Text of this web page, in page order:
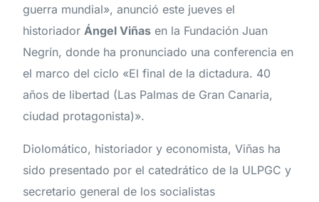
guerra mundial», anunció este jueves el
historiador Ángel Viñas en la Fundación Juan
Negrín, donde ha pronunciado una conferencia en
el marco del ciclo «El final de la dictadura. 40
años de libertad (Las Palmas de Gran Canaria,
ciudad protagonista)».
Diolomático, historiador y economista, Viñas ha
sido presentado por el catedrático de la ULPGC y
secretario general de los socialistas